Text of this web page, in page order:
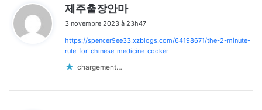
제주출장안마
t
:
3 novembre 2023 à 23h47
https://spencer9ee33.xzblogs.com/64198671/the-2-minute-
rule-for-chinese-medicine-cooker
chargement…